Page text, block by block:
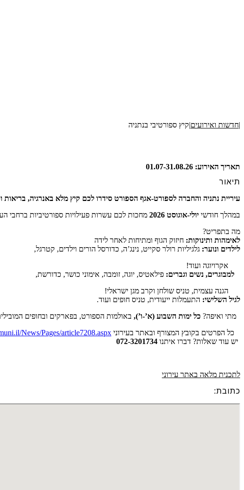
|חדשות ואירועים|קיץ ספורטיבי בנתניה
תאריך האירוע: 01.07-31.08.26
תיאור
עיריית נתניה והחברה לספורט-אגף הספורט סידרו לכם קיץ מלא באנרגיה, בריאות
במהלך חודשי יולי-אוגוסט 2026 מחכות לכם עשרות פעילויות ספורטיביות ברחבי
​מה בתפריט?
לאימהות ותינוקות: חיזוק הגוף ומתיחות לאחר לידה
לילדים ונוער: גלגיליות רולר סקייט, נינג’ה, כדורסל הורים וילדים, קטרגל,
אקרויוגה ועוד!
למבוגרים, נשים וגברים: פילאטיס, יוגה, זומבה, אימוני כושר, כדורשת,
הגנה עצמית, טניס שולחן וקרב מגן ישראלי!
לגיל השלישי: התעמלות ייעודית, טניס חופים ועוד.
​ מתי ואיפה? כל ימות השבוע (א’-ו’), באולמות הספורט, בפארקים ובחופים
​ כל הפרטים בקובץ המצורף ובאתר בעירוני News/Pages/article7208.aspx
​ יש עוד שאלות? דברו איתנו 072-3201734
לתכנית מלאה באתר עירוני
כתובת: